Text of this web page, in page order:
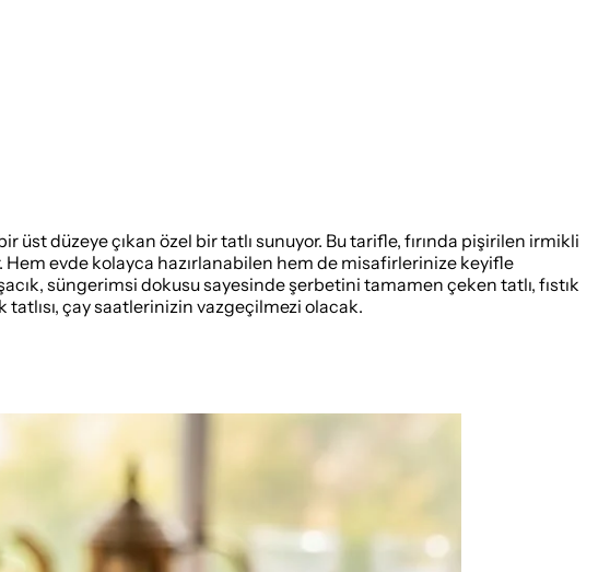
üst düzeye çıkan özel bir tatlı sunuyor. Bu tarifle, fırında pişirilen irmikli
Hem evde kolayca hazırlanabilen hem de misafirlerinize keyifle
süngerimsi dokusu sayesinde şerbetini tamamen çeken tatlı, fıstık
çay saatlerinizin vazgeçilmezi olacak.